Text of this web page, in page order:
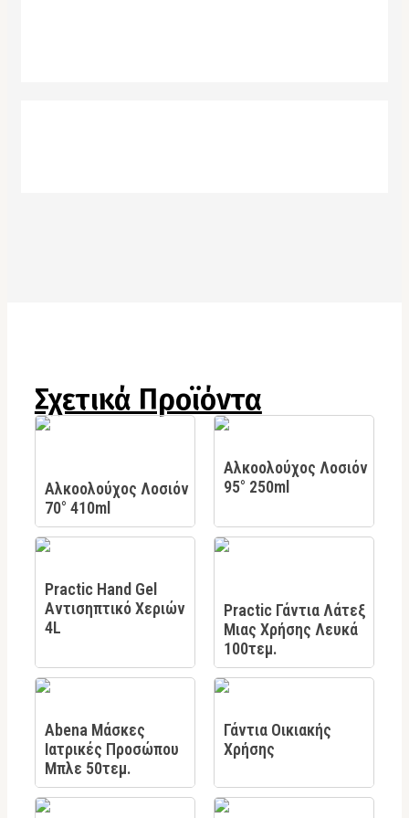
Σχετικά Προϊόντα
Αλκοολούχος Λοσιόν
70° 410ml
Αλκοολούχος Λοσιόν
95° 250ml
Practic Hand Gel
Αντισηπτικό Χεριών
4L
Practic Γάντια Λάτεξ
Μιας Χρήσης Λευκά
100τεμ.
Abena Μάσκες
Ιατρικές Προσώπου
Μπλε 50τεμ.
Γάντια Οικιακής
Χρήσης